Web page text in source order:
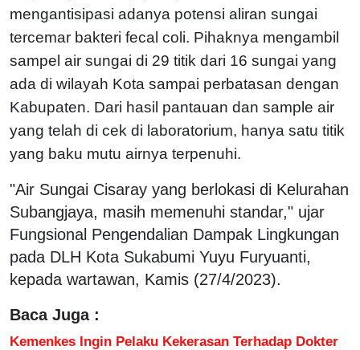
mengantisipasi adanya potensi aliran sungai
tercemar bakteri fecal coli. Pihaknya mengambil
sampel air sungai di 29 titik dari 16 sungai yang
ada di wilayah Kota sampai perbatasan dengan
Kabupaten. Dari hasil pantauan dan sample air
yang telah di cek di laboratorium, hanya satu titik
yang baku mutu airnya terpenuhi.
"Air Sungai Cisaray yang berlokasi di Kelurahan
Subangjaya, masih memenuhi standar," ujar
Fungsional Pengendalian Dampak Lingkungan
pada DLH Kota Sukabumi Yuyu Furyuanti,
kepada wartawan, Kamis (27/4/2023).
Baca Juga :
Kemenkes Ingin Pelaku Kekerasan Terhadap Dokter